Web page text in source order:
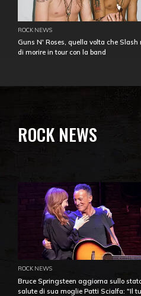
ROCK NEWS
Guns N' Roses, quella volta che Slash
di morire in tour con la band
ROCK NEWS
ROCK NEWS
Bruce Springsteen aggiorna sullo
salute di sua moglie Patti Scialfa: "Il